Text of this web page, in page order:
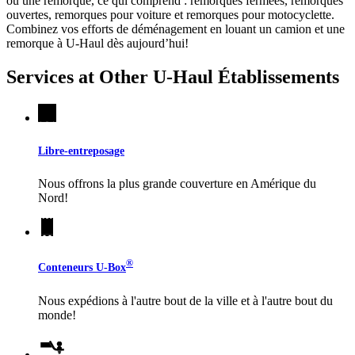
ouvertes, remorques pour voiture et remorques pour motocyclette.
Combinez vos efforts de déménagement en louant un camion et une
remorque à U-Haul dès aujourd’hui!
Services at Other U-Haul Établissements
Libre-entreposage
Nous offrons la plus grande couverture en Amérique du
Nord!
Conteneurs U-Box®
Nous expédions à l'autre bout de la ville et à l'autre bout du
monde!